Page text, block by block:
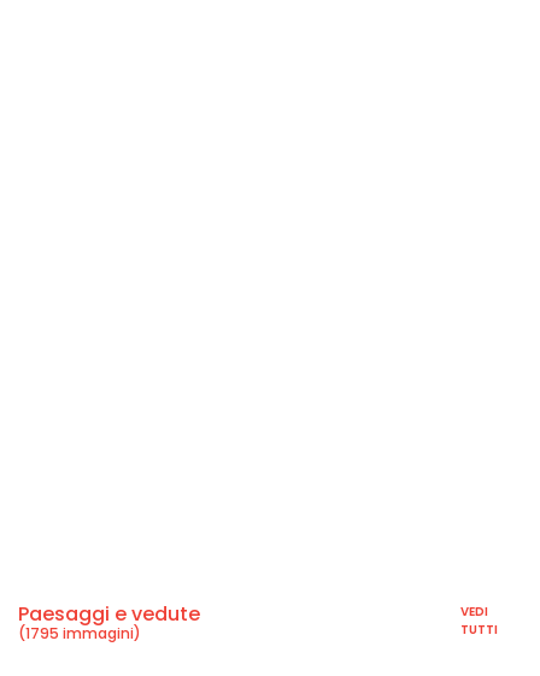
Paesaggi e vedute
(1795 immagini)
VEDI
TUTTI